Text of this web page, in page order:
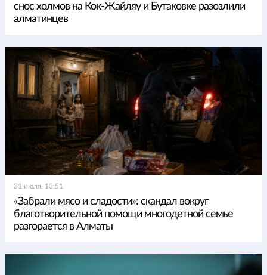
снос холмов на Кок-Жайляу и Бутаковке разозлили
алматинцев
31 июля, 13:51
«Забрали мясо и сладости»: скандал вокруг
благотворительной помощи многодетной семье
разгорается в Алматы